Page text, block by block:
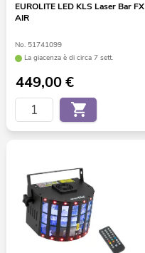
EUROLITE LED KLS Laser Bar FX
AIR
No. 51741099
La giacenza è di circa 7 sett.
449,00€